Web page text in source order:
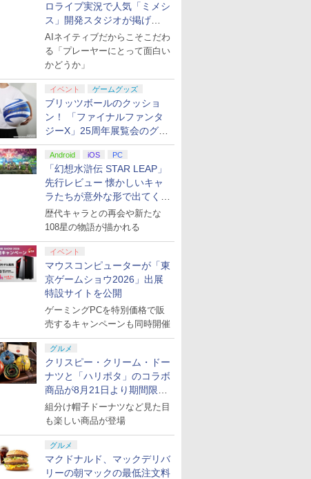
ロライブ実況で人気「ミメシ
ス」開発スタジオが掲げ
る“AI活用の信念”とは？【講
演レポート】
AIネイティブだからこそこだわ
る「プレーヤーにとって面白い
かどうか」
イベント ゲームグッズ
ブリッツボールのクッショ
ン！ 「ファイナルファンタ
ジーX」25周年展覧会のグッ
ズ情報が公開
Android iOS PC
「幻想水滸伝 STAR LEAP」
先行レビュー 懐かしいキャ
ラたちが意外な形で出てくる
シリーズ完全新作！
歴代キャラとの再会や新たな
108星の物語が描かれる
イベント
マウスコンピューターが「東
京ゲームショウ2026」出展
特設サイトを公開
ゲーミングPCを特別価格で販
売するキャンペーンも同時開催
グルメ
クリスピー・クリーム・ドー
ナツと「ハリポタ」のコラボ
商品が8月21日より期間限定
で発売
組分け帽子ドーナツなど見た目
も楽しい商品が登場
グルメ
マクドナルド、マックデリバ
リーの朝マックの最低注文料